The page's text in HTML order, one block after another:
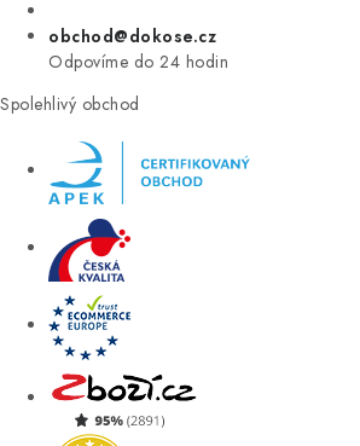
obchod@dokose.cz
Odpovíme do 24 hodin
Spolehlivý obchod
Úvod Kontakt Blog
Moje objednávka